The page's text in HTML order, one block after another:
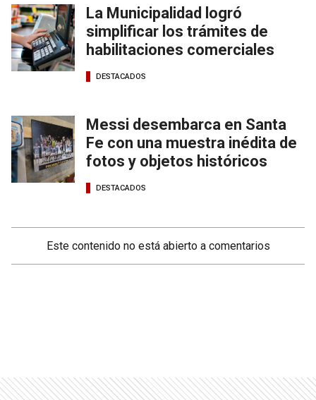
La Municipalidad logró
simplificar los trámites de
habilitaciones comerciales
DESTACADOS
Messi desembarca en Santa
Fe con una muestra inédita de
fotos y objetos históricos
DESTACADOS
Este contenido no está abierto a comentarios